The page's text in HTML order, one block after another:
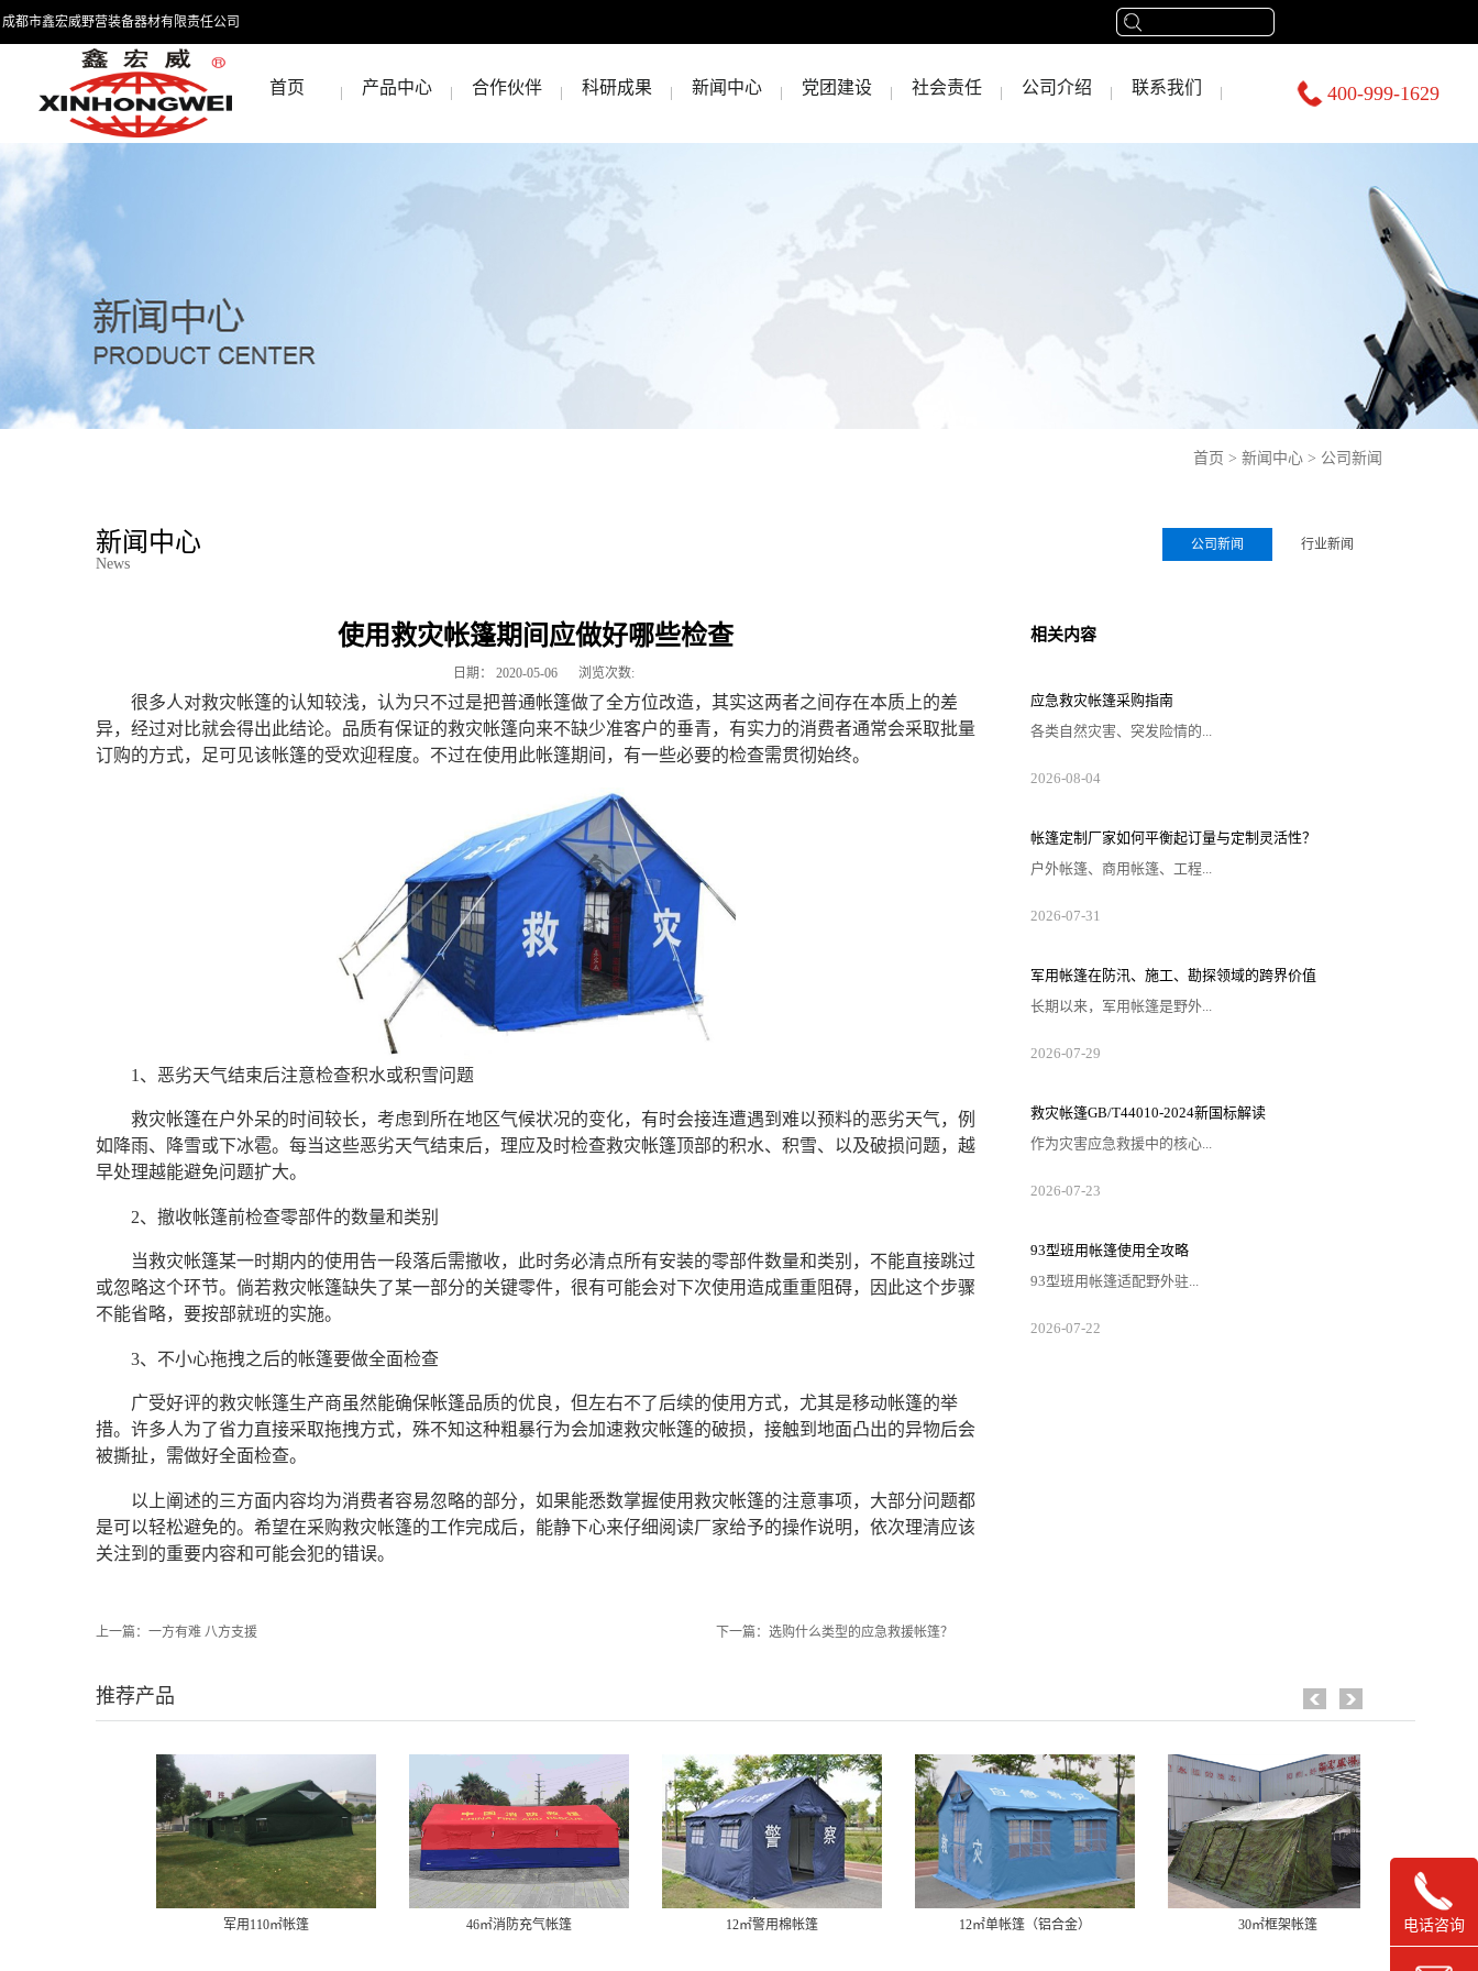
成都市鑫宏威野营装备器材有限责任公司
首页 产品中心 合作伙伴 科研成果 新闻中心 党团建设 社会责任 公司介绍 联系我们 400-999-1629
首页 > 新闻中心 > 公司新闻
新闻中心
News
公司新闻 行业新闻
使用救灾帐篷期间应做好哪些检查
日期： 2020-05-06 浏览次数:
很多人对救灾帐篷的认知较浅，认为只不过是把普通帐篷做了全方位改造，其实这两者之间存在本质上的差
异，经过对比就会得出此结论。品质有保证的救灾帐篷向来不缺少准客户的垂青，有实力的消费者通常会采取批量
订购的方式，足可见该帐篷的受欢迎程度。不过在使用此帐篷期间，有一些必要的检查需贯彻始终。
1、恶劣天气结束后注意检查积水或积雪问题
救灾帐篷在户外呆的时间较长，考虑到所在地区气候状况的变化，有时会接连遭遇到难以预料的恶劣天气，例
如降雨、降雪或下冰雹。每当这些恶劣天气结束后，理应及时检查救灾帐篷顶部的积水、积雪、以及破损问题，越
早处理越能避免问题扩大。
2、撤收帐篷前检查零部件的数量和类别
当救灾帐篷某一时期内的使用告一段落后需撤收，此时务必清点所有安装的零部件数量和类别，不能直接跳过
或忽略这个环节。倘若救灾帐篷缺失了某一部分的关键零件，很有可能会对下次使用造成重重阻碍，因此这个步骤
不能省略，要按部就班的实施。
3、不小心拖拽之后的帐篷要做全面检查
广受好评的救灾帐篷生产商虽然能确保帐篷品质的优良，但左右不了后续的使用方式，尤其是移动帐篷的举
措。许多人为了省力直接采取拖拽方式，殊不知这种粗暴行为会加速救灾帐篷的破损，接触到地面凸出的异物后会
被撕扯，需做好全面检查。
以上阐述的三方面内容均为消费者容易忽略的部分，如果能悉数掌握使用救灾帐篷的注意事项，大部分问题都
是可以轻松避免的。希望在采购救灾帐篷的工作完成后，能静下心来仔细阅读厂家给予的操作说明，依次理清应该
关注到的重要内容和可能会犯的错误。
上一篇： 一方有难 八方支援 下一篇： 选购什么类型的应急救援帐篷？
相关内容
应急救灾帐篷采购指南
各类自然灾害、突发险情的...
2026-08-04
帐篷定制厂家如何平衡起订量与定制灵活性？
户外帐篷、商用帐篷、工程...
2026-07-31
军用帐篷在防汛、施工、勘探领域的跨界价值
长期以来，军用帐篷是野外...
2026-07-29
救灾帐篷GB/T44010-2024新国标解读
作为灾害应急救援中的核心...
2026-07-23
93型班用帐篷使用全攻略
93型班用帐篷适配野外驻...
2026-07-22
推荐产品
46㎡消防充气帐篷 12㎡警用棉帐篷 12㎡单帐篷（铝合金） 30㎡框架帐篷 救灾专用36㎡单帐篷电话咨询